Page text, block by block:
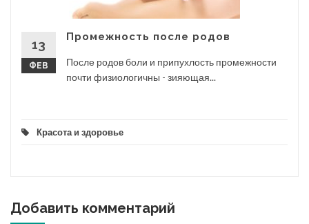
13
ФЕВ
Промежность после родов
После родов боли и припухлость промежности
почти физиологичны - зияющая...
Красота и здоровье
Добавить комментарий